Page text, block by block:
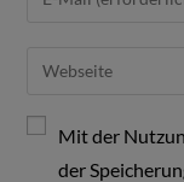
Mit der
der